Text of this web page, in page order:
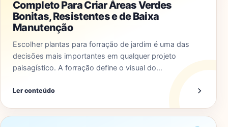
Completo Para Criar Áreas Verdes
Bonitas, Resistentes e de Baixa
Manutenção
Escolher plantas para forração de jardim é uma das
decisões mais importantes em qualquer projeto
paisagístico. A forração define o visual do…
Ler conteúdo